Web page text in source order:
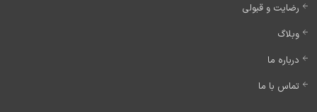
رضایت و قبولی
وبلاگ
درباره ما
تماس با ما